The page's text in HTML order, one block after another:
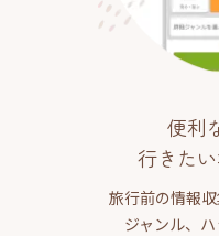
便利
行きた
旅行前の情報収
ジャンル、ハ